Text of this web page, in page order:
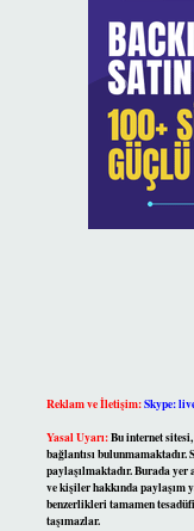
Reklam ve İletişim:Skype:
Yasal Uyarı:Bu internet
bağlantısı bulunmamaktadır.
paylaşılmaktadır. Burada
ve kişiler hakkında paylaşım
benzerlikleri tamamen
taşımazlar.